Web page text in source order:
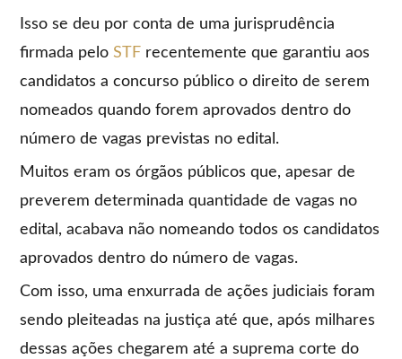
Isso se deu por conta de uma jurisprudência
firmada peloSTF recentemente que garantiu aos
candidatos a concurso público o direito de serem
nomeados quando forem aprovados dentro do
número de vagas previstas no edital.
Muitos eram os órgãos públicos que, apesar de
preverem determinada quantidade de vagas no
edital, acabava não nomeando todos os candidatos
aprovados dentro do número de vagas.
Com isso, uma enxurrada de ações judiciais foram
sendo pleiteadas na justiça até que, após milhares
dessas ações chegarem até a suprema corte do